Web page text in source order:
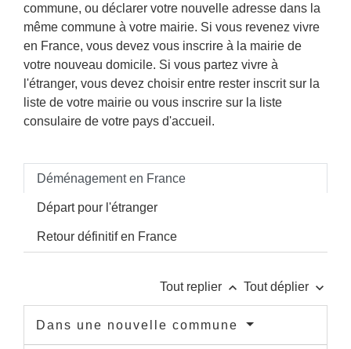
commune, ou déclarer votre nouvelle adresse dans la
même commune à votre mairie. Si vous revenez vivre
en France, vous devez vous inscrire à la mairie de
votre nouveau domicile. Si vous partez vivre à
l'étranger, vous devez choisir entre rester inscrit sur la
liste de votre mairie ou vous inscrire sur la liste
consulaire de votre pays d'accueil.
Déménagement en France
Départ pour l'étranger
Retour définitif en France
Tout replier keyboard_arrow_up Tout déplier keyboard_arrow_down
Dans une nouvelle commune